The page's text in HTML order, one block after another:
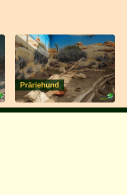
Präriehund